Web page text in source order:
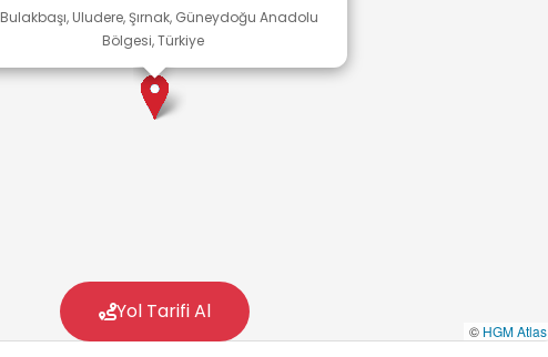
Bulakbaşı, Uludere, Şırnak, Güneydoğu Anadolu
Bölgesi, Türkiye
© HGM Atlas
Yol Tarifi Al